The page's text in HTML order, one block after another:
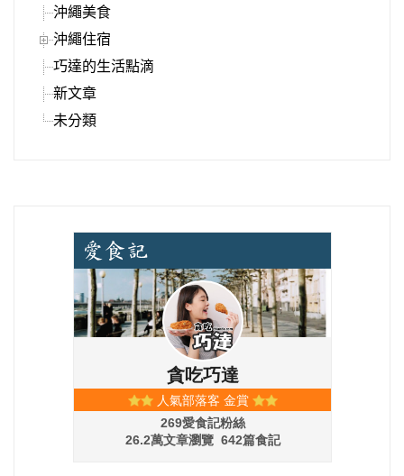
沖繩美食
沖繩住宿
巧達的生活點滴
新文章
未分類